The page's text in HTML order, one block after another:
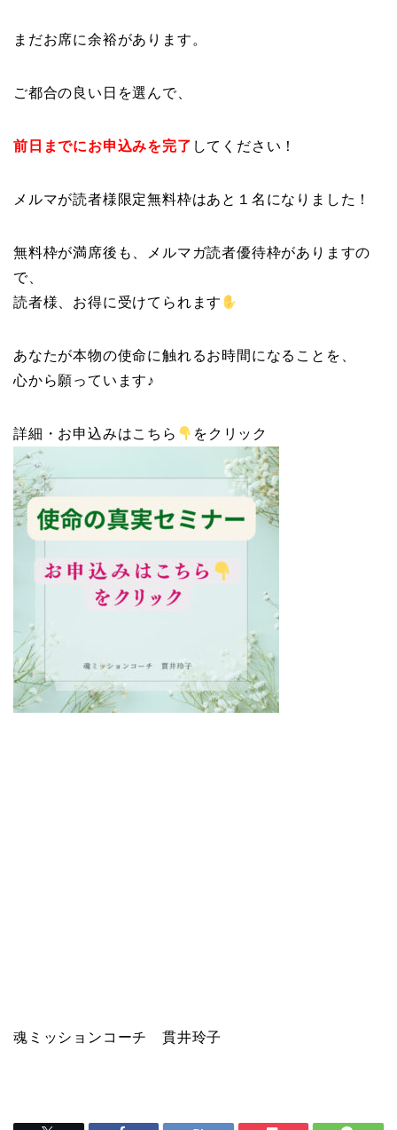
まだお席に余裕があります。
ご都合の良い日を選んで、
前日までにお申込みを完了 してください！
メルマが読者様限定無料枠はあと１名になりました！
無料枠が満席後も、メルマガ読者優待枠がありますの
で、
読者様、お得に受けてられます
あなたが本物の使命に触れるお時間になることを、
心から願っています♪
詳細・お申込みはこちら をクリック
魂ミッションコーチ 貫井玲子